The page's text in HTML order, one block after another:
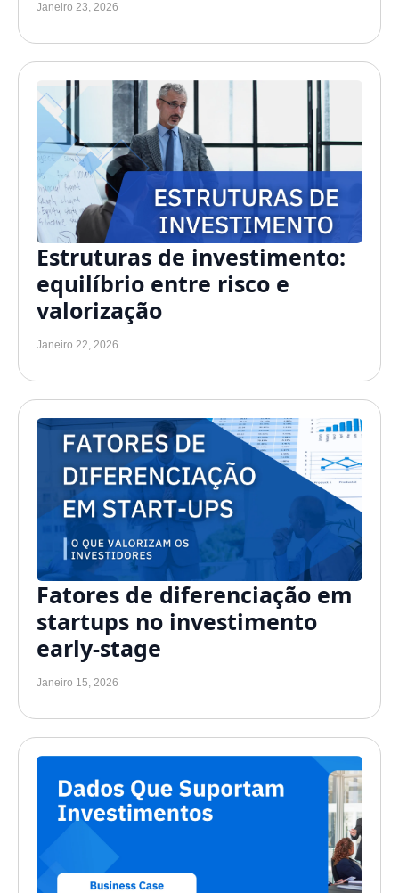
Janeiro 23, 2026
Estruturas de investimento:
equilíbrio entre risco e
valorização
Janeiro 22, 2026
Fatores de diferenciação em
startups no investimento
early-stage
Janeiro 15, 2026